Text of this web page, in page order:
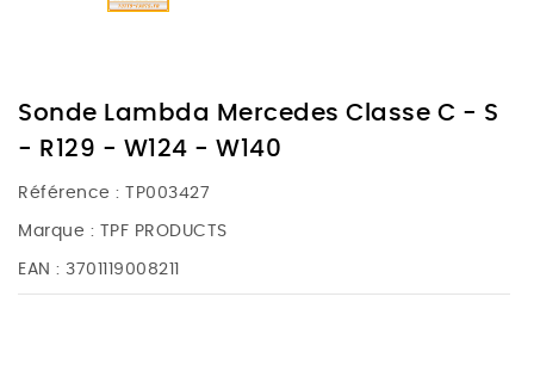
Sonde Lambda Mercedes Classe C - S
- R129 - W124 - W140
Référence : TP003427
Marque : TPF PRODUCTS
EAN : 3701119008211